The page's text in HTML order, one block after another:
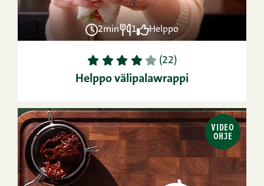
2min 1 Helppo
1 2 3 4 5 (22)
Helppo välipalawrappi
VIDEO
OHJE